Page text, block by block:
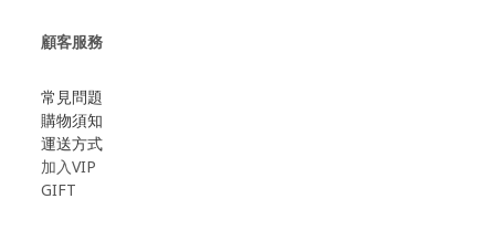
顧客服務
常見問題
購物須知
運送方式
加入VIP
GIFT